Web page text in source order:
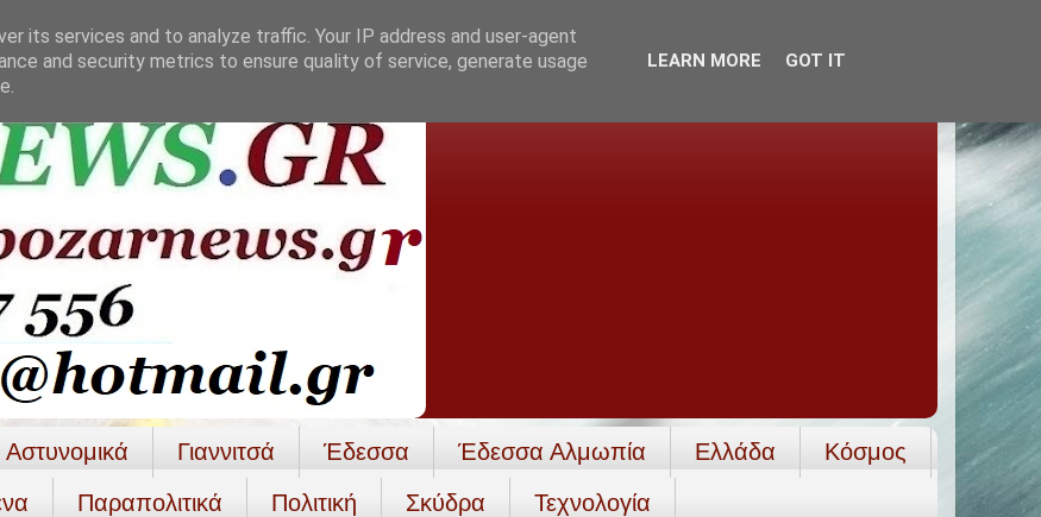
Αστυνομικά Γιαννιτσά Έδεσσα Έδεσσα Αλμωπία Ελλάδα
Κόσμος
Παραπολιτικά Πολιτική Σκύδρα Τεχνολογία
its services and to analyze traffic. Your IP address and user-agent
and security metrics to ensure quality of service, generate usage
LEARN MORE GOT IT